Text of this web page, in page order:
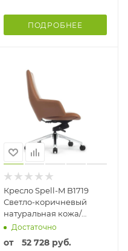
ПОДРОБНЕЕ
Кресло Spell-M B1719
Светло-коричневый
натуральная кожа/
экокожа
Достаточно
от 52 728 руб.